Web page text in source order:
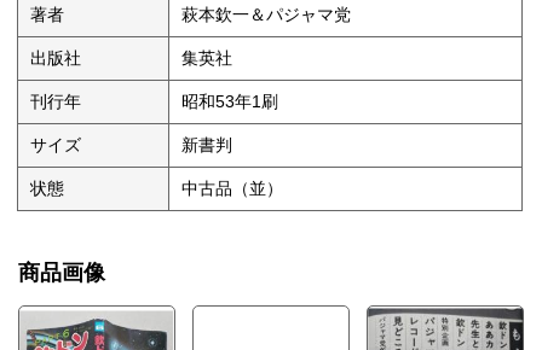
著者 萩本欽一＆パジャマ党
出版社 集英社
刊行年 昭和53年1刷
サイズ 新書判
状態 中古品（並）
商品画像